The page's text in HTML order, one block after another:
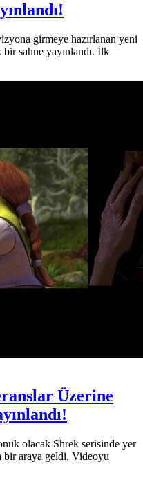
girmeye hazırlanan yeni
sahne yayınlandı. İlk
Üzerine
olacak Shrek serisinde yer
bir araya geldi. Videoyu